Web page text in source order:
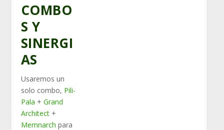
COMBO
S Y
SINERGI
AS
Usaremos un
solo combo, Pili-
Pala + Grand
Architect+
Memnarch para